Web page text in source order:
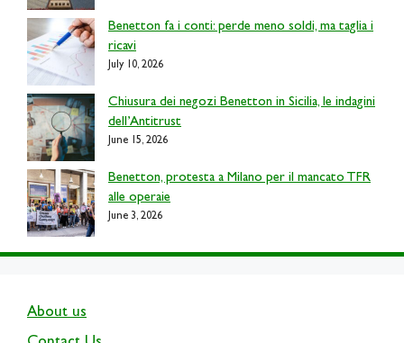
Benetton fa i conti: perde meno soldi, ma taglia i
ricavi
July 10, 2026
Chiusura dei negozi Benetton in Sicilia, le indagini
dell’Antitrust
June 15, 2026
Benetton, protesta a Milano per il mancato TFR
alle operaie
June 3, 2026
About us